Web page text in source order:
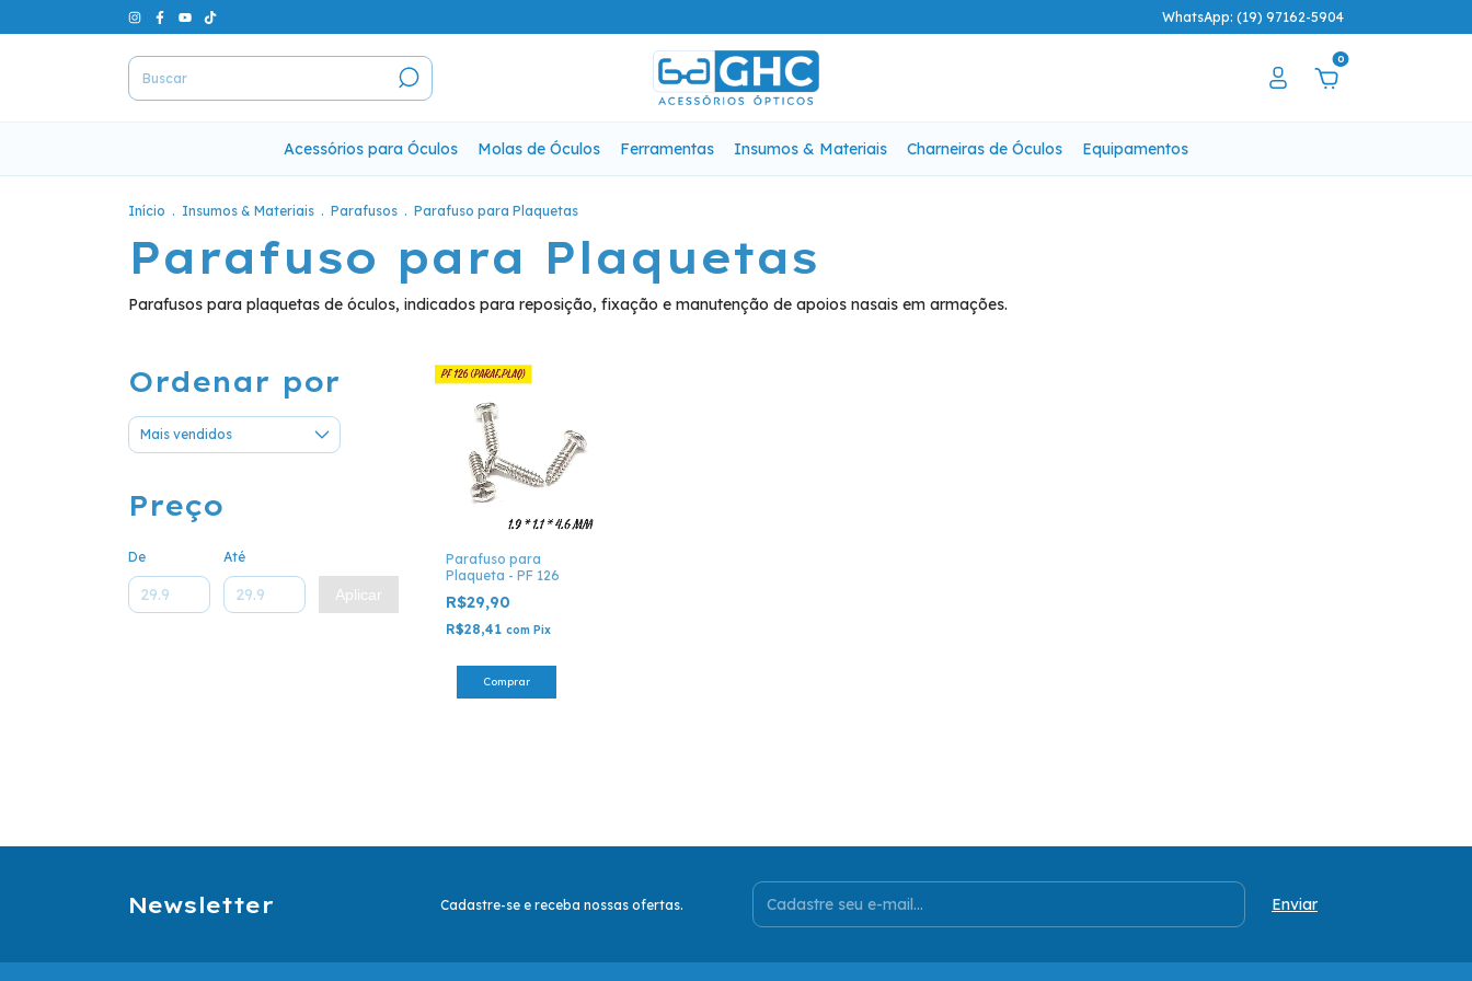
WhatsApp: (19) 97162-5904
0
Acessórios para Óculos Molas de Óculos Ferramentas Insumos & Materiais Charneiras de Óculos Equipamentos
Início . Insumos & Materiais . Parafusos . Parafuso para Plaquetas
Parafuso para Plaquetas
Parafusos para plaquetas de óculos, indicados para reposição, fixação e manutenção de apoios nasais em armações.
Ordenar por
Preço
De Até
Aplicar
Parafuso para
Plaqueta - PF 126
R$29,90
R$28,41 com Pix
Newsletter Cadastre-se e receba nossas ofertas.